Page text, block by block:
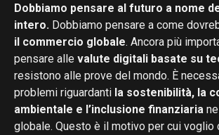
Dobbiamo pensare al futuro a nome
intero. Dobbiamo pensare a come
il commercio globale. Ancora più
pensare alle valute digitali basate su
resistono alle prove del mondo. È
problemi riguardanti la sostenibilità, la
ambientale e l’inclusione finanziaria
globale. Questo è il motivo per cui voglio